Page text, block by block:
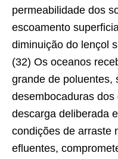
permeabilidade dos
escoamento
diminuição do lençol
(32) Os oceanos
grande de poluentes,
desembocaduras
descarga deliberada
condições de arraste
efluentes,